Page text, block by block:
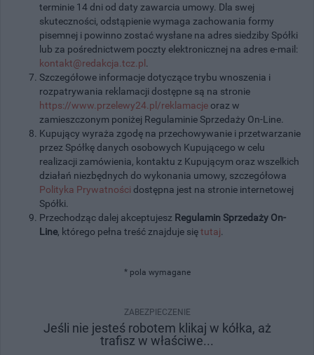
terminie 14 dni od daty zawarcia umowy. Dla swej
skuteczności, odstąpienie wymaga zachowania formy
pisemnej i powinno zostać wysłane na adres siedziby Spółki
lub za pośrednictwem poczty elektronicznej na adres e-mail:
kontakt@redakcja.tcz.pl
Szczegółowe informacje dotyczące trybu wnoszenia i
rozpatrywania reklamacji dostępne są na stronie
https://www.przelewy24.pl/reklamacje oraz w
zamieszczonym poniżej Regulaminie Sprzedaży On-Line.
Kupujący wyraża zgodę na przechowywanie i przetwarzanie
przez Spółkę danych osobowych Kupującego w celu
realizacji zamówienia, kontaktu z Kupującym oraz wszelkich
działań niezbędnych do wykonania umowy, szczegółowa
Polityka Prywatności dostępna jest na stronie internetowej
Spółki.
Przechodząc dalej akceptujesz Regulamin Sprzedaży On-
Line, którego pełna treść znajduje siętutaj
* pola wymagane
ZABEZPIECZENIE
Jeśli nie jesteś robotem klikaj w kółka, aż
trafisz w właściwe...